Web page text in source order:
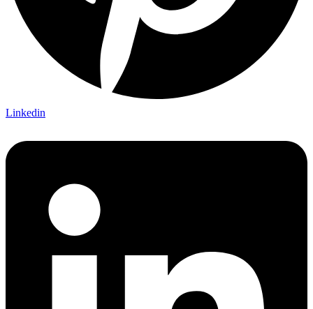
Linkedin